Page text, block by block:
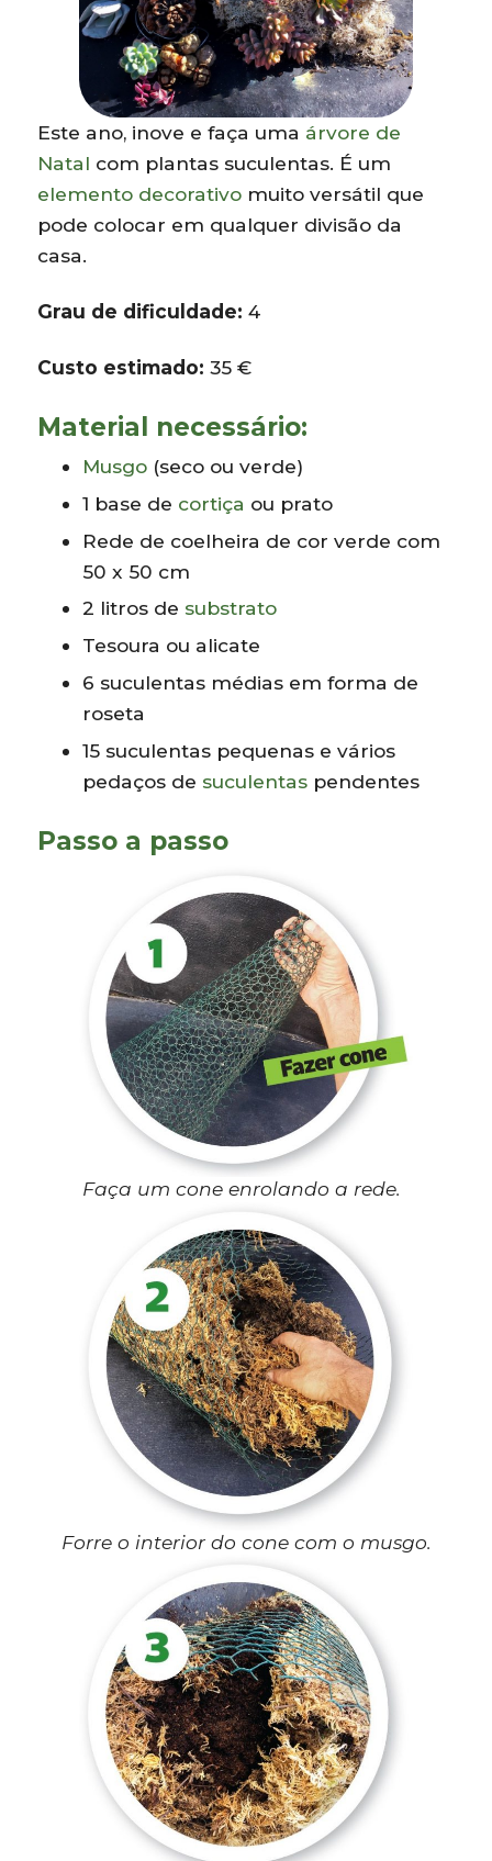
Este ano, inove e faça uma árvore de
Natal com plantas suculentas. É um
elemento decorativo muito versátil que
pode colocar em qualquer divisão da
casa.
Grau de dificuldade: 4
Custo estimado: 35 €
Material necessário:
Musgo(seco ou verde)
1 base de cortiça ou prato
Rede de coelheira de cor verde com
50 x 50 cm
2 litros de substrato
Tesoura ou alicate
6 suculentas médias em forma de
roseta
15 suculentas pequenas e vários
pedaços de suculentaspendentes
Passo a passo
Faça um cone enrolando a rede.
Forre o interior do cone com o musgo.